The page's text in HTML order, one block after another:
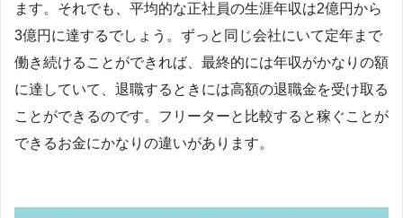
ます。それでも、平均的な正社員の生涯年収は2億円から
3億円に達するでしょう。ずっと同じ会社にいて定年まで
働き続けることができれば、最終的には年収がかなりの額
に達していて、退職するときには高額の退職金を受け取る
ことができるのです。フリーターと比較すると稼ぐことが
できるお金にかなりの違いがあります。